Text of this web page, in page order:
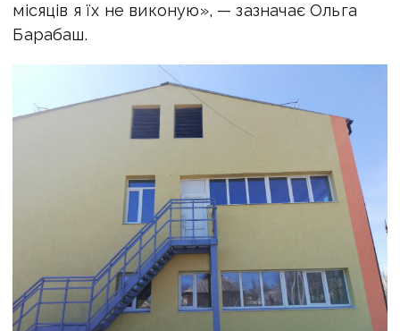
місяців я їх не виконую», — зазначає Ольга
Барабаш.